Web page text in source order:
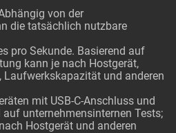
von der
die tatsächlich nutzbare
pro Sekunde. Basierend auf
kann je nach Hostgerät,
Laufwerkskapazität und anderen
mit USB-C-Anschluss und
auf unternehmensinternen Tests;
Hostgerät und anderen